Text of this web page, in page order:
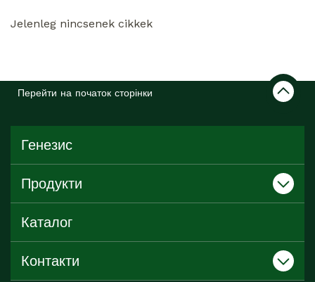
Jelenleg nincsenek cikkek
Перейти на початок сторінки
Генезис
Продукти
Каталог
Контакти